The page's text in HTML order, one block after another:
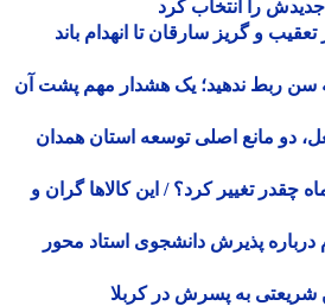
را انتخاب کرد
و گریز سارقان تا انهدام باند
ربط ندهید؛ یک هشدار مهم پشت آن
اصلی توسعه استان همدان
تغییر کرد؟ / این کالاها گران و
پذیرش دانشجوی استاد محور
به پسرش در کربلا